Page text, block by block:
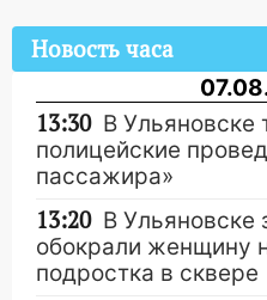
Новость часа
13:30 В Ульяновске
полицейские
пассажира»
13:20 В Ульяновске
обокрали женщину
подростка в сквере